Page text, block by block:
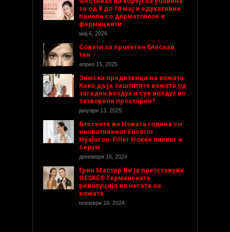
за од 8 до 10 мај и едукативни
панели со дерматолози и
фармацевти
мај 6, 2026
Совети за пролетен блескав
тен
април 15, 2025
Зимски предизвици на кожата:
Како да ја заштитите кожата од
загаден воздух и сув воздух во
затворени простории?
јануари 13, 2025
Блеснете во Новата година со
иновативниот Eucerin
Hyaluron-Filler Ноќен пилинг и
серум
декември 16, 2024
Грин Мастер Ви ја претставува
GESKE® Германската
револуција во негата на
кожата
ноември 18, 2024